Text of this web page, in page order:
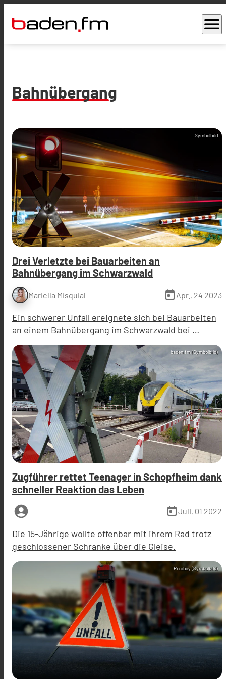
menu
Bahnübergang
Symbolbild
Drei Verletzte bei Bauarbeiten an
Bahnübergang im Schwarzwald
Mariella Misquial today Apr., 24 2023
Ein schwerer Unfall ereignete sich bei Bauarbeiten
an einem Bahnübergang im Schwarzwald bei …
baden.fm (Symbolbild)
Zugführer rettet Teenager in Schopfheim dank
schneller Reaktion das Leben
account_circle todayJuli, 01 2022
Die 15-Jährige wollte offenbar mit ihrem Rad trotz
geschlossener Schranke über die Gleise.
Pixabay (Symbolbild)